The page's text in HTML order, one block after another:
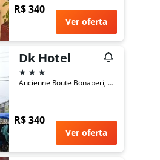
R$ 340
Ver oferta
Dk Hotel
3 estrelas
Ancienne Route Bonaberi, 9350, Douala, Littoral, Duala, Camarões
R$ 340
Ver oferta